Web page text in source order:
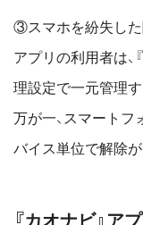
③スマホを紛失した
アプリの利⽤者は、
理設定で⼀元管理
万が⼀、スマート
バイス単位で解除が
『カオナビ』ア